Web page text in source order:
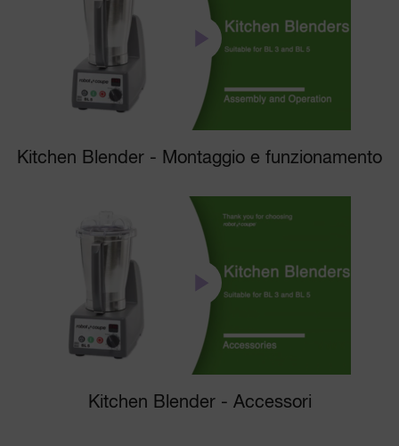
Kitchen Blender - Montaggio e funzionamento
Kitchen Blender - Accessori